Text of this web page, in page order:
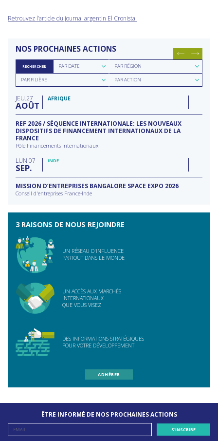
Retrouvez l’article du journal argentin El Cronista.
NOS PROCHAINES ACTIONS
RECHERCHER
Rechercher
parPAR DATE
Rechercher
par
région
PAR RÉGION
Rechercher
parPAR FILIÈRE
Rechercher
parPAR ACTION
JEU 27
AOÛT
AFRIQUE
REF 2026 / SÉQUENCE INTERNATIONALE: LES NOUVEAUX
DISPOSITIFS DE FINANCEMENT INTERNATIONAUX DE LA
FRANCE
Pôle Financements Internationaux
LUN 07
SEP
INDE
MISSION D’ENTREPRISES BANGALORE SPACE EXPO 2026
Conseil d'entreprises France-Inde
3 RAISONS DE NOUS REJOINDRE
UN RÉSEAU D'INFLUENCE
PARTOUT DANS LE MONDE
UN ACCÈS AUX MARCHÉS
INTERNATIONAUX
QUE VOUS VISEZ
DES INFORMATIONS STRATÉGIQUES
POUR VOTRE DÉVELOPPEMENT
ADHÉRER
ÊTRE INFORMÉ DE NOS PROCHAINES ACTIONS